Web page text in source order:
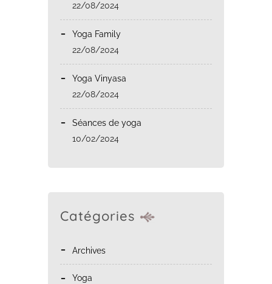
22/08/2024
Yoga Family
22/08/2024
Yoga Vinyasa
22/08/2024
Séances de yoga
10/02/2024
Catégories
Archives
Yoga